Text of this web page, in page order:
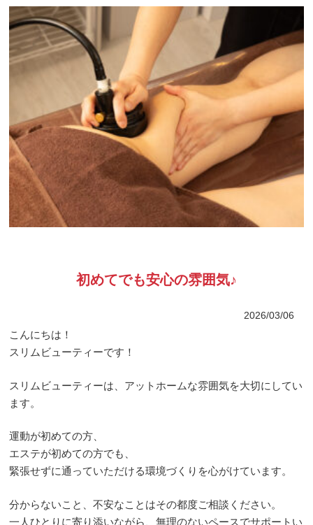
初めてでも安心の雰囲気♪
2026/03/06
こんにちは！
スリムビューティーです！
スリムビューティーは、アットホームな雰囲気を大切にしてい
ます。
運動が初めての方、
エステが初めての方でも、
緊張せずに通っていただける環境づくりを心がけています。
分からないこと、不安なことはその都度ご相談ください。
一人ひとりに寄り添いながら、無理のないペースでサポートい